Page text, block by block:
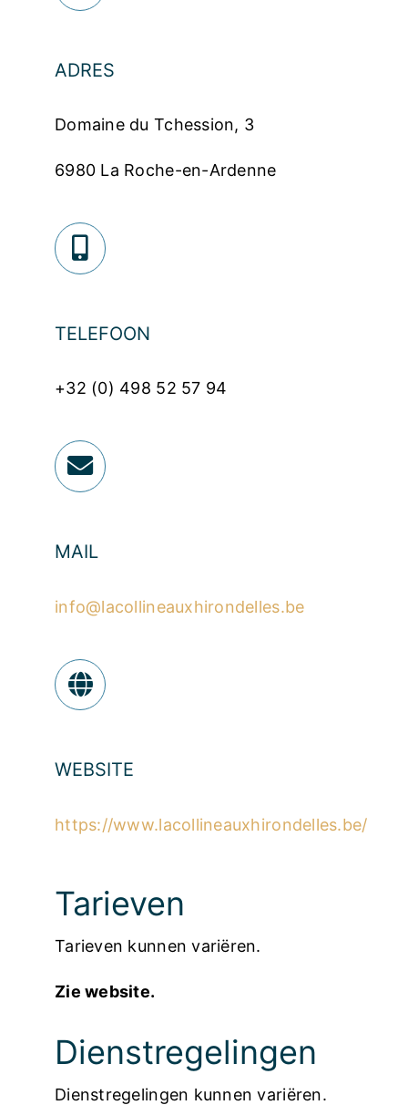
ADRES
Domaine du Tchession, 3
6980 La Roche-en-Ardenne
TELEFOON
+32 (0) 498 52 57 94
MAIL
info@lacollineauxhirondelles.be
WEBSITE
https://www.lacollineauxhirondelles.be/
Tarieven
Tarieven kunnen variëren.
Zie website.
Dienstregelingen
Dienstregelingen kunnen variëren.